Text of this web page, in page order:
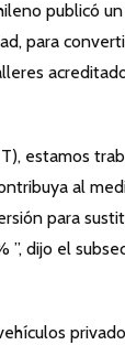
publicó
para
estamos
al
para
dijo el